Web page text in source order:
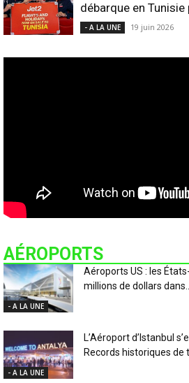
débarque en Tunisie
- A LA UNE 19 juin 2026
AÉROPORTS
- A LA UNE
Aéroports US : les
millions de dollars dans...
- A LA UNE
L’Aéroport d’Istanbul
Records historiques de